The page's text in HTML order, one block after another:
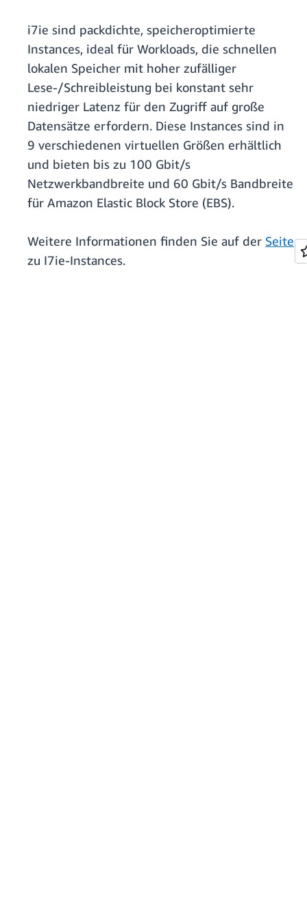
i7ie sind packdichte, speicheroptimierte
Instances, ideal für Workloads, die schnellen
lokalen Speicher mit hoher zufälliger
Lese-/Schreibleistung bei konstant sehr
niedriger Latenz für den Zugriff auf große
Datensätze erfordern. Diese Instances sind in
9 verschiedenen virtuellen Größen erhältlich
und bieten bis zu 100 Gbit/s
Netzwerkbandbreite und 60 Gbit/s Bandbreite
für Amazon Elastic Block Store (EBS).
Weitere Informationen finden Sie auf der Seite
zu I7ie-Instances.